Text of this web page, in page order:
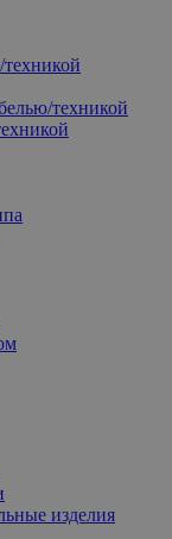
техникой
изделия